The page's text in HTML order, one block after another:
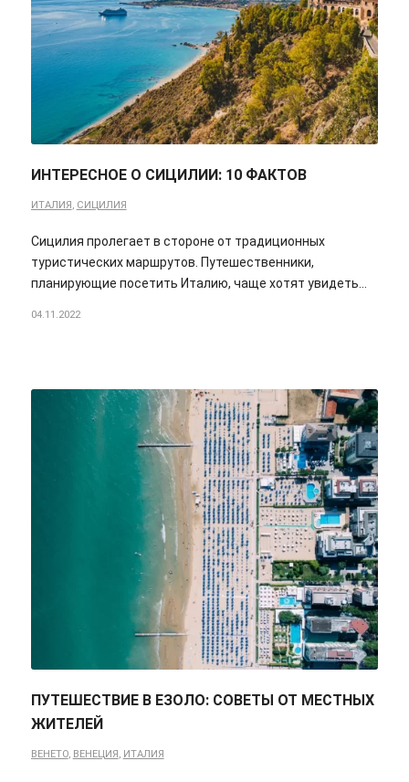
ИНТЕРЕСНОЕ О СИЦИЛИИ: 10 ФАКТОВ
ИТАЛИЯ, СИЦИЛИЯ
Сицилия пролегает в стороне от традиционных
туристических маршрутов. Путешественники,
планирующие посетить Италию, чаще хотят увидеть…
04.11.2022
ПУТЕШЕСТВИЕ В ЕЗОЛО: СОВЕТЫ ОТ МЕСТНЫХ
ЖИТЕЛЕЙ
ВЕНЕТО, ВЕНЕЦИЯ , ИТАЛИЯ